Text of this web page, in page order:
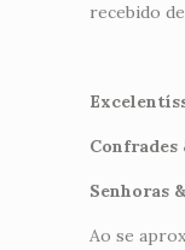
recebido
Senhoras
Ao se